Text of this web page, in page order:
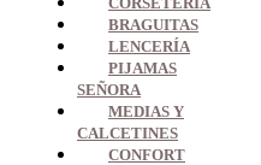
BRAGUITAS
LENCERÍA
PIJAMAS
SEÑORA
MEDIAS Y
CALCETINES
CONFORT